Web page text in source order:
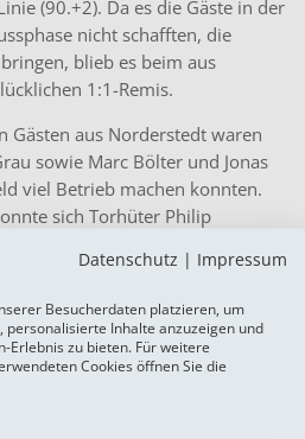
(90.+2). Da es die Gäste in der
nicht schafften, die
blieb es beim aus
1:1-Remis.
Gästen aus Norderstedt waren
sowie Marc Bölter und Jonas
viel Betrieb machen konnten.
sich Torhüter Philip
Thomsen und Torben
Thies Richter
Saison 2022/23 in der
Am kommenden Samstag,
Datenschutz | Impressum
Besucherdaten platzieren, um
personalisierte Inhalte anzuzeigen und
Erlebnis zu bieten. Für weitere
Cookies öffnen Sie die